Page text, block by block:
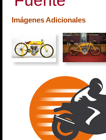
Imágenes Adicionales